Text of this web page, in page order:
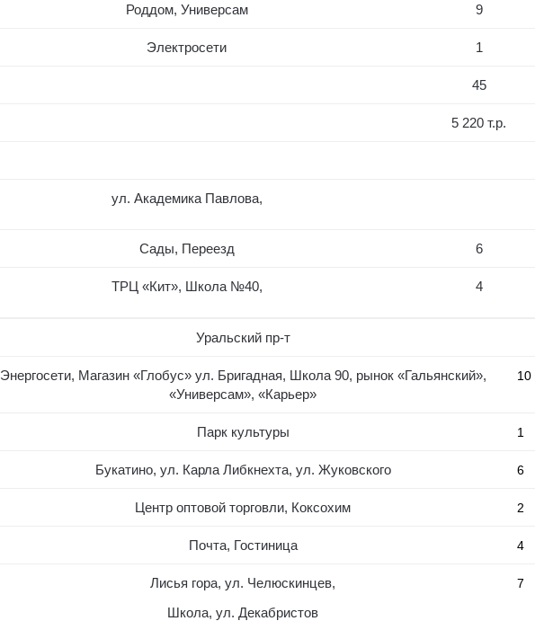
Роддом, Универсам 9
Электросети 1
45
5 220 т.р.
ул. Академика Павлова,
Сады, Переезд 6
ТРЦ «Кит», Школа №40, 4
Уральский пр-т
Энергосети, Магазин «Глобус» ул. Бригадная, Школа 90, рынок «Гальянский»,
«Универсам», «Карьер»
10
Парк культуры 1
Букатино, ул. Карла Либкнехта, ул. Жуковского 6
Центр оптовой торговли, Коксохим 2
Почта, Гостиница 4
Лисья гора, ул. Челюскинцев,
Школа, ул. Декабристов
7